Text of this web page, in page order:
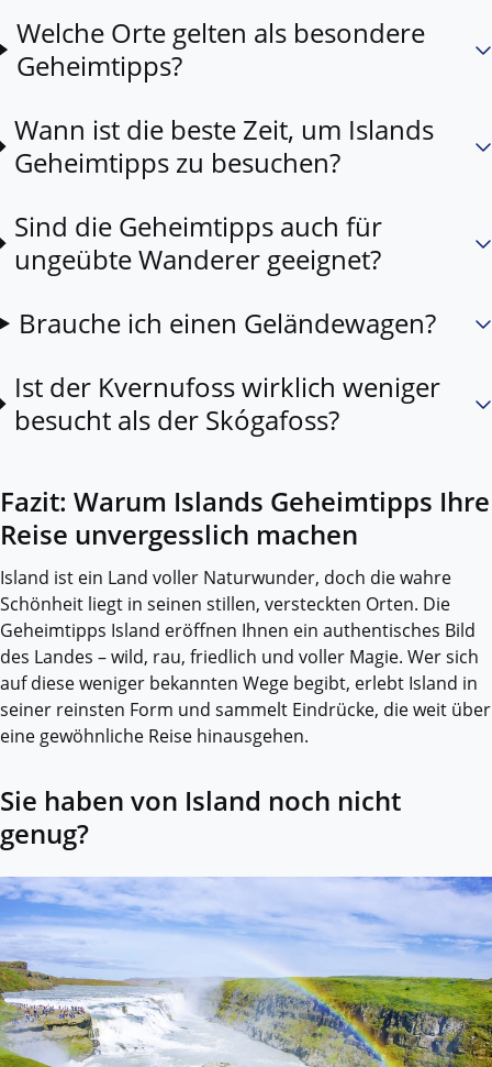
Welche Orte gelten als besondere
Geheimtipps?
Wann ist die beste Zeit, um Islands
Geheimtipps zu besuchen?
Sind die Geheimtipps auch für
ungeübte Wanderer geeignet?
Brauche ich einen Geländewagen?
Ist der Kvernufoss wirklich weniger
besucht als der Skógafoss?
Fazit: Warum Islands Geheimtipps Ihre
Reise unvergesslich machen
Island ist ein Land voller Naturwunder, doch die wahre
Schönheit liegt in seinen stillen, versteckten Orten. Die
Geheimtipps Island eröffnen Ihnen ein authentisches Bild
des Landes – wild, rau, friedlich und voller Magie. Wer sich
auf diese weniger bekannten Wege begibt, erlebt Island in
seiner reinsten Form und sammelt Eindrücke, die weit über
eine gewöhnliche Reise hinausgehen.
Sie haben von Island noch nicht
genug?